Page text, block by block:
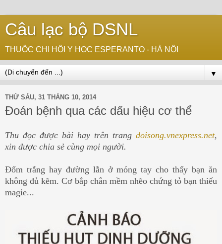
Câu lạc bộ DSNL
THUỘC CHI HỘI Y HỌC ESPERANTO - HÀ NỘI
▼
THỨ SÁU, 31 THÁNG 10, 2014
Đoán bệnh qua các dấu hiệu cơ thể
Thu đọc được bài hay trên trang doisong.vnexpress.net,
xin được chia sẻ cùng mọi người.
Đốm trắng hay đường lằn ở móng tay cho thấy bạn ăn
không đủ kẽm. Cơ bắp chân mềm nhẽo chứng tỏ bạn thiếu
magie...